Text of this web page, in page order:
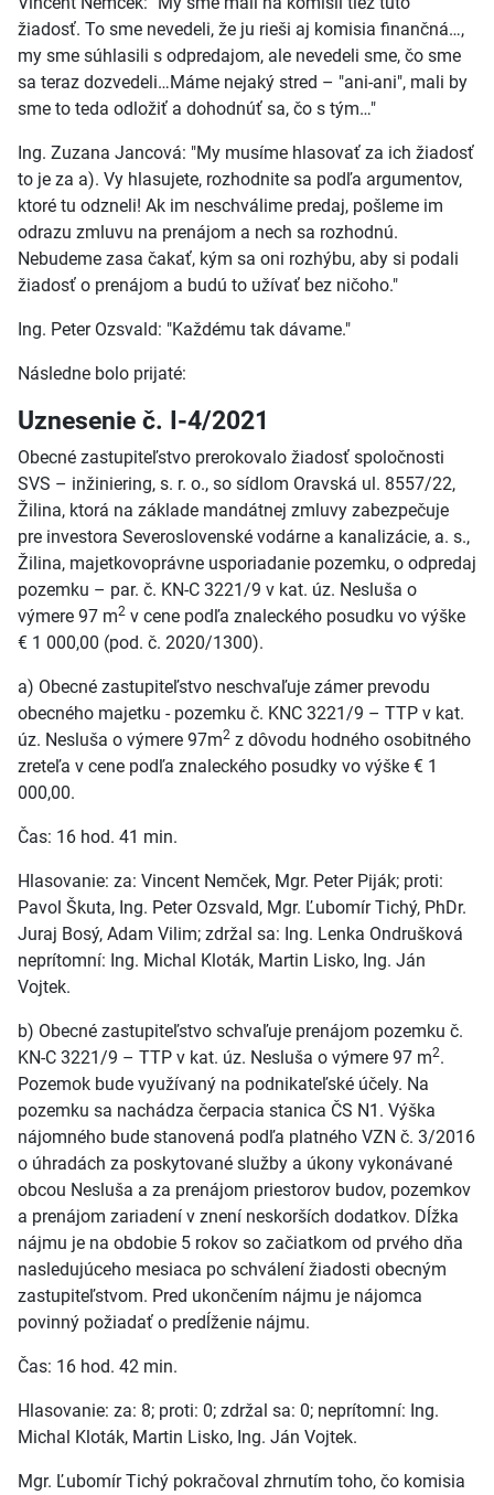
žiadosť. To sme nevedeli, že ju rieši aj komisia finančná…,
my sme súhlasili s odpredajom, ale nevedeli sme, čo sme
sa teraz dozvedeli…Máme nejaký stred – "ani-ani", mali by
sme to teda odložiť a dohodnúť sa, čo s tým…"
Ing. Zuzana Jancová: "My musíme hlasovať za ich žiadosť
to je za a). Vy hlasujete, rozhodnite sa podľa argumentov,
ktoré tu odzneli! Ak im neschválime predaj, pošleme im
odrazu zmluvu na prenájom a nech sa rozhodnú.
Nebudeme zasa čakať, kým sa oni rozhýbu, aby si podali
žiadosť o prenájom a budú to užívať bez ničoho."
Ing. Peter Ozsvald: "Každému tak dávame."
Následne bolo prijaté:
Uznesenie č. I-4/2021
Obecné zastupiteľstvo prerokovalo žiadosť spoločnosti
SVS – inžiniering, s. r. o., so sídlom Oravská ul. 8557/22,
Žilina, ktorá na základe mandátnej zmluvy zabezpečuje
pre investora Severoslovenské vodárne a kanalizácie, a. s.,
Žilina, majetkovoprávne usporiadanie pozemku, o odpredaj
pozemku – par. č. KN-C 3221/9 v kat. úz. Nesluša o
výmere 97 m2 v cene podľa znaleckého posudku vo výške
€ 1 000,00 (pod. č. 2020/1300).
a) Obecné zastupiteľstvo neschvaľuje zámer prevodu
obecného majetku - pozemku č. KNC 3221/9 – TTP v kat.
úz. Nesluša o výmere 97m2 z dôvodu hodného osobitného
zreteľa v cene podľa znaleckého posudky vo výške € 1
000,00.
Čas: 16 hod. 41 min.
Hlasovanie: za: Vincent Nemček, Mgr. Peter Piják; proti:
Pavol Škuta, Ing. Peter Ozsvald, Mgr. Ľubomír Tichý, PhDr.
Juraj Bosý, Adam Vilim; zdržal sa: Ing. Lenka Ondrušková
neprítomní: Ing. Michal Kloták, Martin Lisko, Ing. Ján
Vojtek.
b) Obecné zastupiteľstvo schvaľuje prenájom pozemku č.
KN-C 3221/9 – TTP v kat. úz. Nesluša o výmere 97 m2.
Pozemok bude využívaný na podnikateľské účely. Na
pozemku sa nachádza čerpacia stanica ČS N1. Výška
nájomného bude stanovená podľa platného VZN č. 3/2016
o úhradách za poskytované služby a úkony vykonávané
obcou Nesluša a za prenájom priestorov budov, pozemkov
a prenájom zariadení v znení neskorších dodatkov. Dĺžka
nájmu je na obdobie 5 rokov so začiatkom od prvého dňa
nasledujúceho mesiaca po schválení žiadosti obecným
zastupiteľstvom. Pred ukončením nájmu je nájomca
povinný požiadať o predĺženie nájmu.
Čas: 16 hod. 42 min.
Hlasovanie: za: 8; proti: 0; zdržal sa: 0; neprítomní: Ing.
Michal Kloták, Martin Lisko, Ing. Ján Vojtek.
Mgr. Ľubomír Tichý pokračoval zhrnutím toho, čo komisia